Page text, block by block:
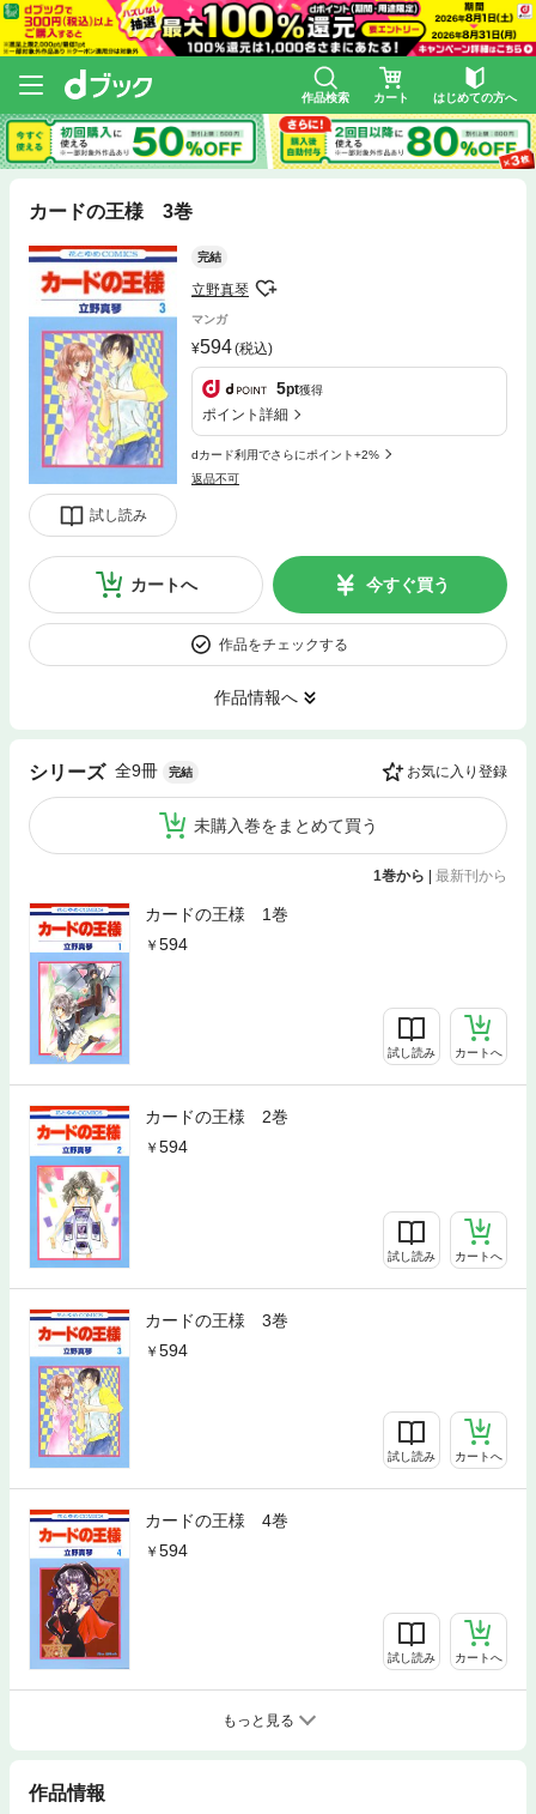
作品検索 カート はじめての方へ
カードの王様 3巻
試し読み
完結
立野真琴
マンガ
594(税込)
5pt獲得
ポイント詳細
dカード利用でさらにポイント+2%
返品不可
カートへ 今すぐ買う
作品をチェックする
作品情報へ
シリーズ 全9冊 完結 お気に入り登録
未購入巻をまとめて買う
1巻から | 最新刊から
カードの王様 1巻
594
試し読み カートへ
カードの王様 2巻
594
試し読み カートへ
カードの王様 3巻
594
試し読み カートへ
カードの王様 4巻
594
試し読み カートへ
もっと見る
作品情報